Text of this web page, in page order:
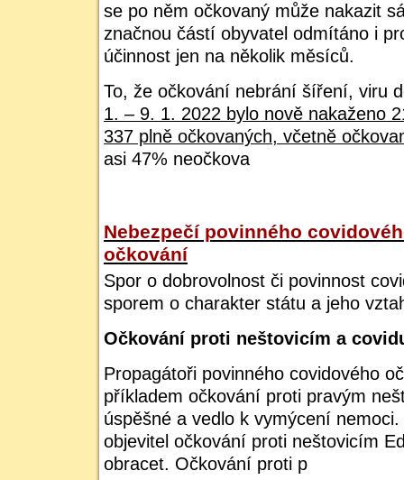
se po něm očkovaný může nakazit
značnou částí obyvatel odmítáno i
účinnost jen na několik měsíců.
To, že očkování nebrání šíření, viru
1. – 9. 1. 2022 bylo nově nakaženo
337 plně očkovaných, včetně
asi 47% neočkova
Nebezpečí povinného
očkování
Spor o dobrovolnost či povinnost
sporem o charakter státu a jeho
Očkování proti neštovicím a
Propagátoři povinného covidového
příkladem očkování proti pravým
úspěšné a vedlo k vymýcení
objevitel očkování proti neštovicím
obracet. Očkování proti p